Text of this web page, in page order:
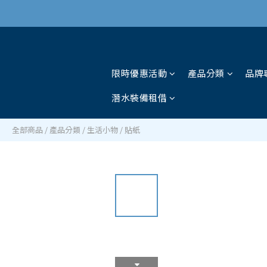
限時優惠活動 產品分類
品牌
潛水裝備租借
全部商品 / 產品分類 / 生活小物 / 貼紙